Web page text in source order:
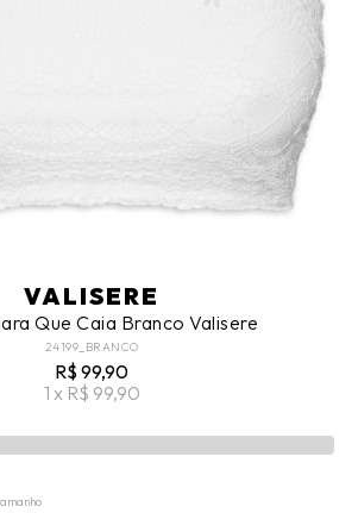
VALISERE
Que Caia Branco Valisere
24199_BRANCO
R$ 99,90
1 x R$ 99,90